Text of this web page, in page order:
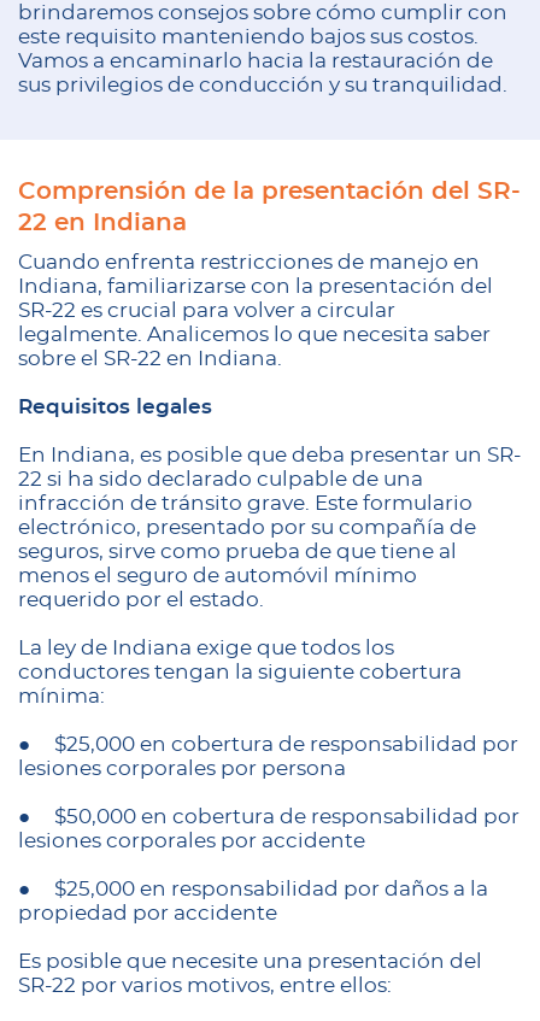
brindaremos consejos sobre cómo cumplir con
este requisito manteniendo bajos sus costos.
Vamos a encaminarlo hacia la restauración de
sus privilegios de conducción y su tranquilidad.
Comprensión de la presentación del SR-
22 en Indiana
Cuando enfrenta restricciones de manejo en
Indiana, familiarizarse con la presentación del
SR-22 es crucial para volver a circular
legalmente. Analicemos lo que necesita saber
sobre el SR-22 en Indiana.
Requisitos legales
En Indiana, es posible que deba presentar un SR-
22 si ha sido declarado culpable de una
infracción de tránsito grave. Este formulario
electrónico, presentado por su compañía de
seguros, sirve como prueba de que tiene al
menos el seguro de automóvil mínimo
requerido por el estado.
La ley de Indiana exige que todos los
conductores tengan la siguiente cobertura
mínima:
● $25,000 en cobertura de responsabilidad por
lesiones corporales por persona
● $50,000 en cobertura de responsabilidad por
lesiones corporales por accidente
● $25,000 en responsabilidad por daños a la
propiedad por accidente
Es posible que necesite una presentación del
SR-22 por varios motivos, entre ellos: